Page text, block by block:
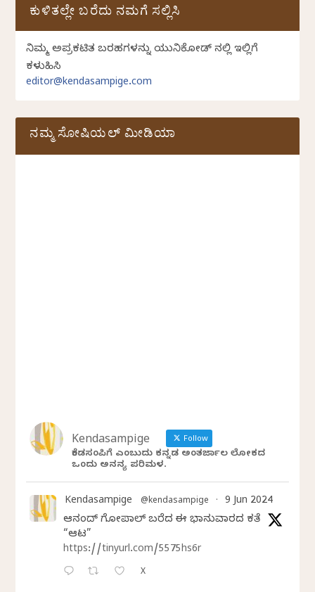
ಕುಳಿತಲ್ಲೇ ಬರೆದು ನಮಗೆ ಸಲ್ಲಿಸಿ
ನಿಮ್ಮ ಅಪ್ರಕಟಿತ ಬರಹಗಳನ್ನು ಯುನಿಕೋಡ್ ನಲ್ಲಿ ಇಲ್ಲಿಗೆ
ಕಳುಹಿಸಿ
editor@kendasampige.com
ನಮ್ಮ ಸೋಷಿಯಲ್‌ ಮೀಡಿಯಾ
Kendasampige Follow
ಕೆಂಡಸಂಪಿಗೆ ಎಂಬುದು ಕನ್ನಡ ಅಂತರ್ಜಾಲ ಲೋಕದ
ಒಂದು ಅನನ್ಯ ಪರಿಮಳ.
Kendasampige @kendasampige · 9 Jun 2024
ಆನಂದ್‌ ಗೋಪಾಲ್‌ ಬರೆದ ಈ ಭಾನುವಾರದ ಕತೆ
“ಆಟ”
https://tinyurl.com/5575hs6r
X